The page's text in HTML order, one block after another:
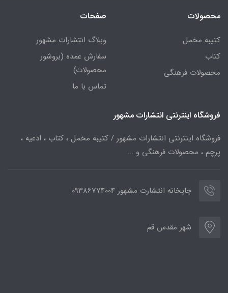
محصولات
کتیبه مخمل
کتاب
محصولات فرهنگی
صفحات
وبلاگ انتشارات مشهور
سفارش عمده (بروشور
محصولات)
تماس با ما
فروشگاه اینترنتی انتشارات مشهور
فروشگاه اینترنتی انتشارات مشهور / کتیبه مخمل ، کتاب ، ادعیه ،
پرچم ، محصولات فرهنگی و ...
چاپخانه انتشارت مشهور 09386774004
شهر مقدس قم